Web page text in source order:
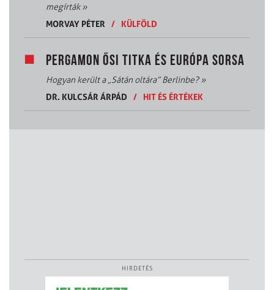
megírták»
MORVAY PÉTER
/ KÜLFÖLD
PERGAMON ŐSI TITKA ÉS EURÓPA SORSA
Hogyan került a „Sátán oltára” Berlinbe?»
DR. KULCSÁR ÁRPÁD
/ HIT ÉS ÉRTÉKEK
HIRDETÉS